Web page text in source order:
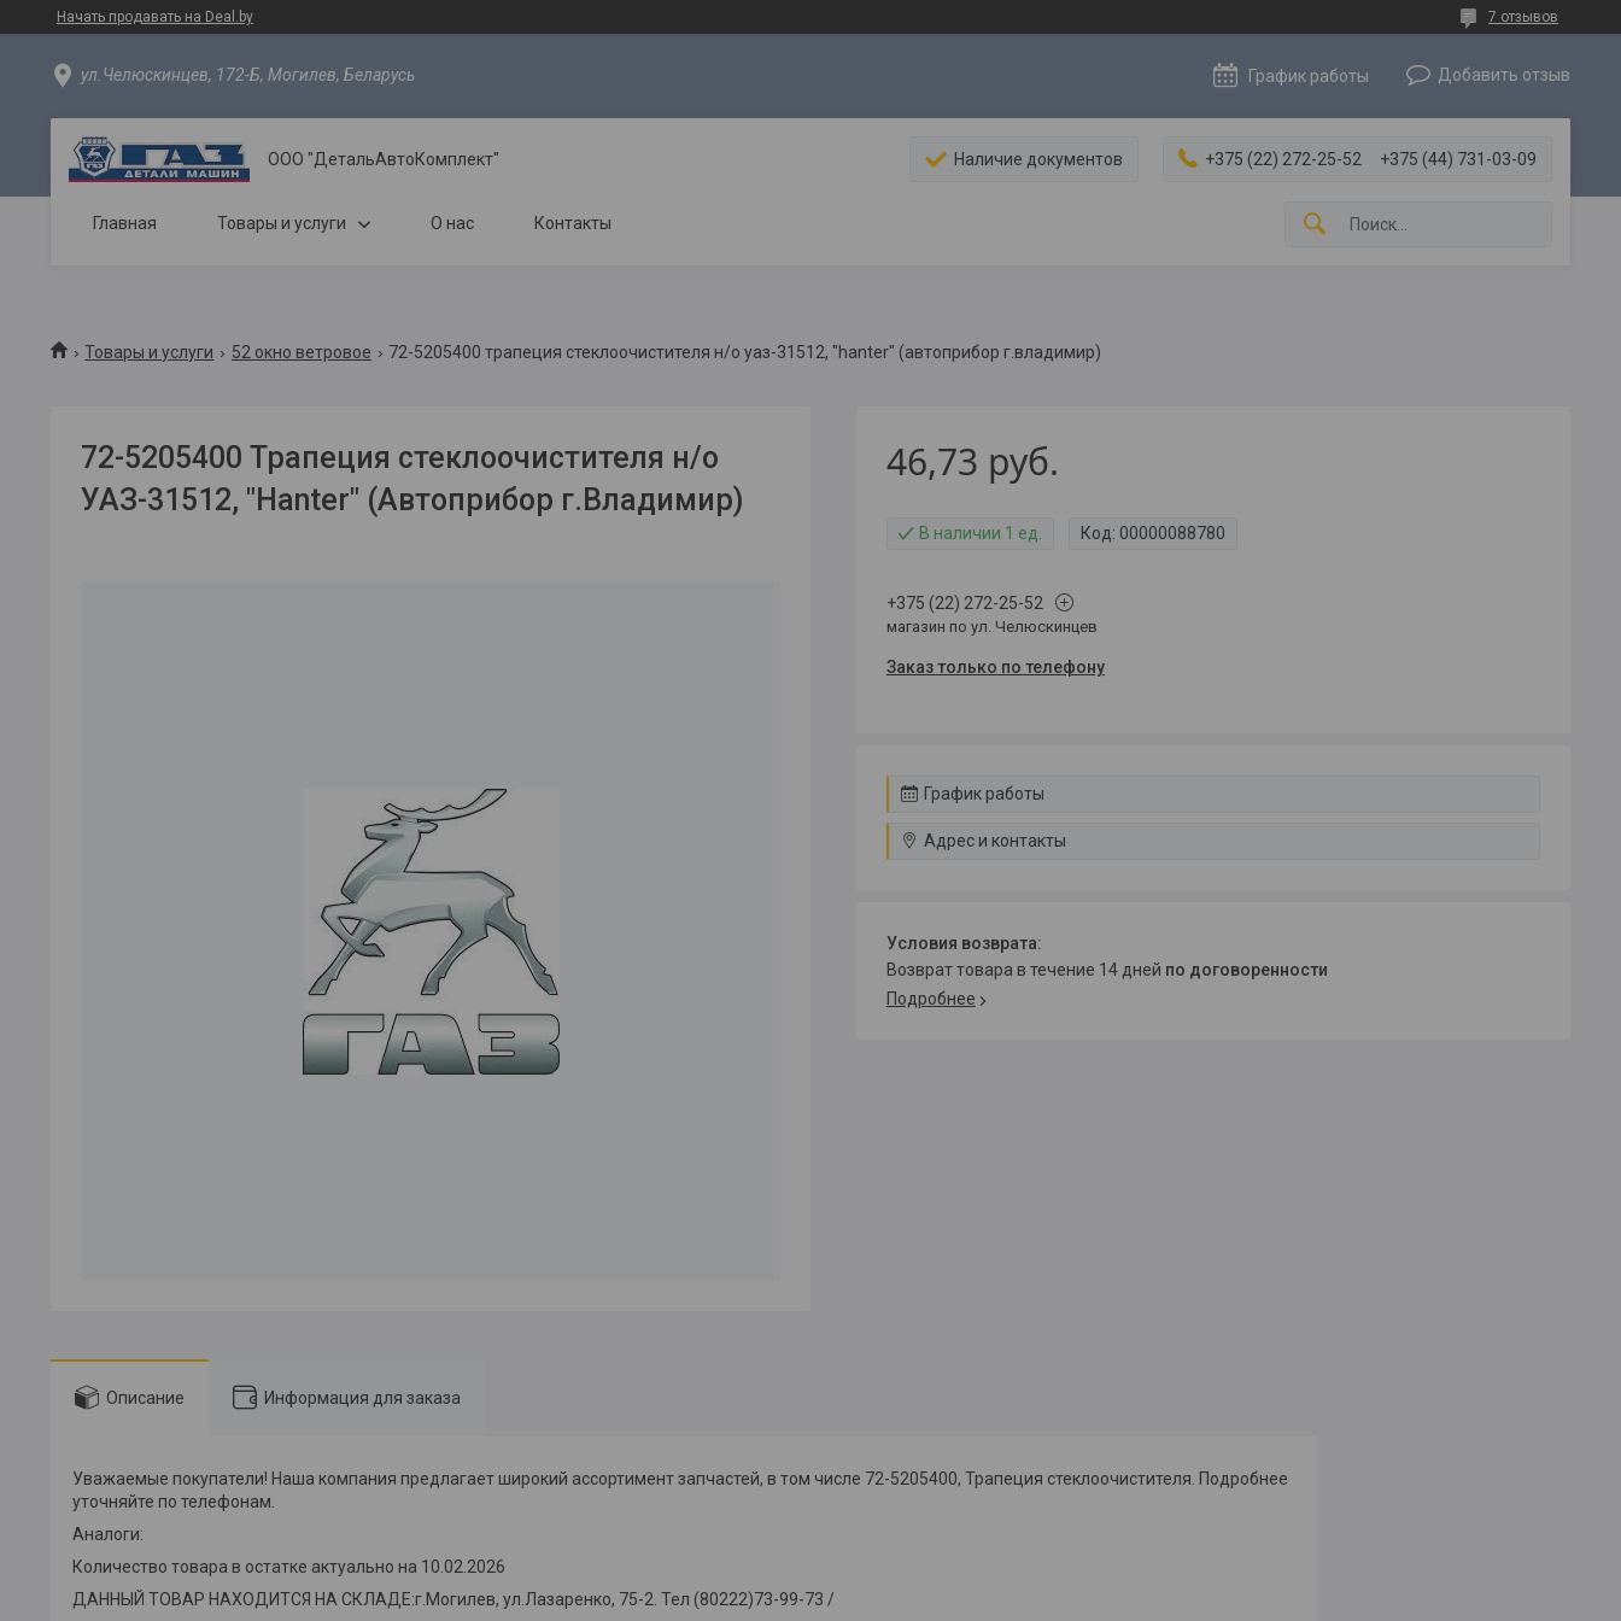
Начать продавать на Deal.by 7 отзывов
ул.Челюскинцев, 172-Б, Могилев, Беларусь График работы Добавить отзыв
ООО "ДетальАвтоКомплект" Наличие документов +375 (22) 272-25-52 +375 (44) 731-03-09
Главная Товары и услуги О нас Контакты
Товары и услуги 52 окно ветровое 72-5205400 трапеция стеклоочистителя н/о уаз-31512, "hanter" (автоприбор г.владимир)
72-5205400 Трапеция стеклоочистителя н/о
УАЗ-31512, "Hanter" (Автоприбор г.Владимир)
46,73 руб.
В наличии 1 ед. Код: 00000088780
+375 (22) 272-25-52
магазин по ул. Челюскинцев
Заказ только по телефону
График работы
Адрес и контакты
возврат товара в течение 14 дней по договоренности
Подробнее
Описание Информация для заказа
Уважаемые покупатели! Наша компания предлагает широкий ассортимент запчастей, в том числе 72-5205400, Трапеция стеклоочистителя. Подробнее
уточняйте по телефонам.
Аналоги:
Количество товара в остатке актуально на 10.02.2026
ДАННЫЙ ТОВАР НАХОДИТСЯ НА СКЛАДE:г.Могилев, ул.Лазаренко, 75-2. Тел (80222)73-99-73 /